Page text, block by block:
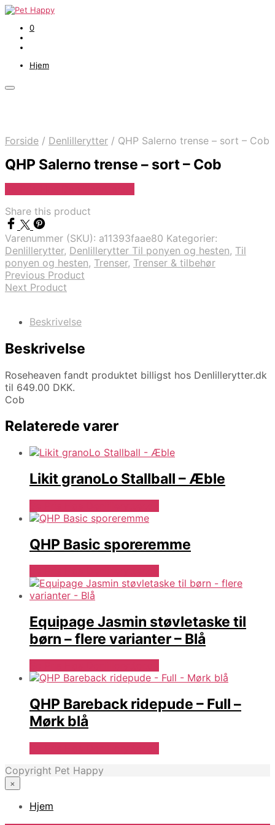
0
Hjem
Forside / Denlillerytter / QHP Salerno trense – sort – Cob
QHP Salerno trense – sort – Cob
Share this product
Varenummer (SKU): a11393faae80 Kategorier:
Denlillerytter, Denlillerytter Til ponyen og hesten, Til
ponyen og hesten, Trenser, Trenser & tilbehør
Previous Product
Next Product
Beskrivelse
Beskrivelse
Roseheaven fandt produktet billigst hos Denlillerytter.dk
til 649.00 DKK.
Cob
Relaterede varer
Likit granoLo Stallball – Æble
QHP Basic sporeremme
Equipage Jasmin støvletaske til
børn – flere varianter – Blå
QHP Bareback ridepude – Full –
Mørk blå
Copyright Pet Happy
×
Hjem